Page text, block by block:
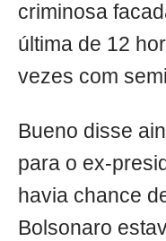
criminosa
última de 12
vezes com
Bueno disse
para o ex-
havia chance
Bolsonaro